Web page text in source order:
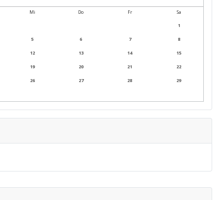
Mi Do Fr Sa
1
5 6 7 8
12 13 14 15
19 20 21 22
26 27 28 29